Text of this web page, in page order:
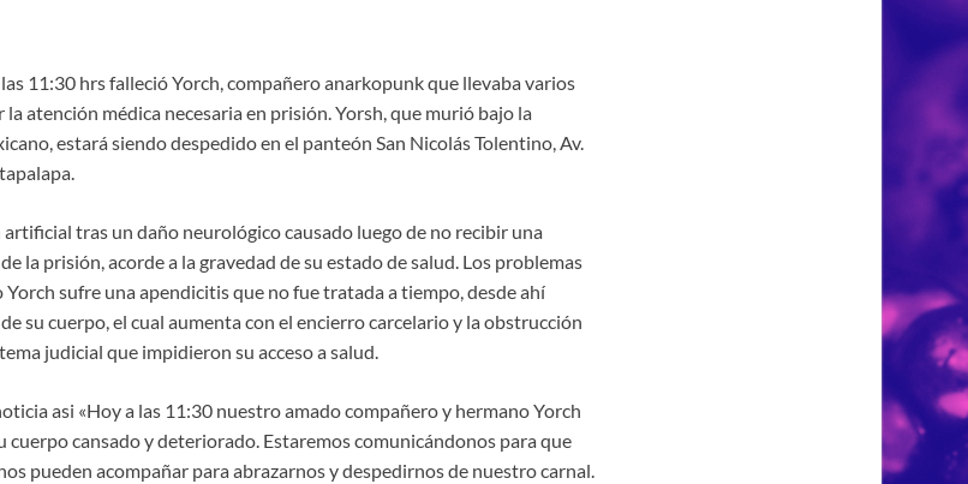
11:30 hrs falleció Yorch, compañero anarkopunk que llevaba varios
atención médica necesaria en prisión. Yorsh, que murió bajo la
estará siendo despedido en el panteón San Nicolás Tolentino, Av.
tras un daño neurológico causado luego de no recibir una
la prisión, acorde a la gravedad de su estado de salud. Los problemas
sufre una apendicitis que no fue tratada a tiempo, desde ahí
su cuerpo, el cual aumenta con el encierro carcelario y la obstrucción
judicial que impidieron su acceso a salud.
asi «Hoy a las 11:30 nuestro amado compañero y hermano Yorch
cansado y deteriorado. Estaremos comunicándonos para que
pueden acompañar para abrazarnos y despedirnos de nuestro carnal.